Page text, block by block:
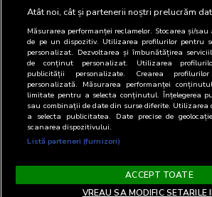
Atât noi, cât și partenerii noștri prelucrăm
Măsurarea performanței reclamelor. Stocarea și/
de pe un dispozitiv. Utilizarea profilurilor pentru
personalizat. Dezvoltarea și îmbunătățirea
de conținut personalizat. Utilizarea
publicității personalizate. Crearea
personalizată. Măsurarea performanței
limitate pentru a selecta conținutul. Înțelegerea
sau combinații de date din surse diferite.
a selecta publicitatea. Date precise de
scanarea dispozitivului.
Listă parteneri (furnizori)
ACCEPT TOATE
VREAU SA MODIFIC SETARILE